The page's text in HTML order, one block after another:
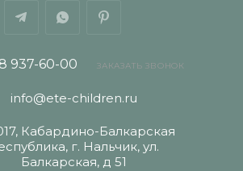
937-60-00 ЗАКАЗАТЬ ЗВОНОК
info@ete-children.ru
Кабардино-Балкарская
г. Нальчик, ул.
Балкарская, д 51